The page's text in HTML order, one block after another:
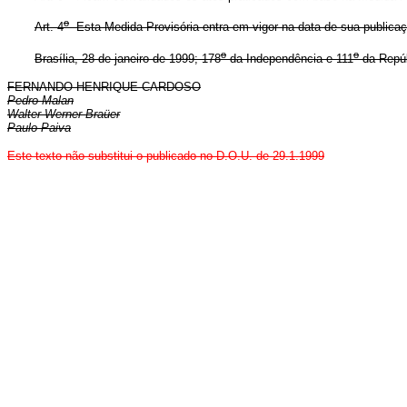
Art. 4oEsta Medida Provisória entra em vigor na data de sua
Brasília, 28 de janeiro de 1999; 178oda Independência e 111oda
FERNANDO HENRIQUE CARDOSO
Pedro Malan
Walter Werner Braüer
Paulo Paiva
Este texto não substitui o publicado no D.O.U. de 29.1.1999